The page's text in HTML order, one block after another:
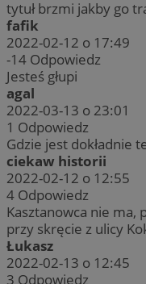
tytuł brzmi jakby go
fafik
2022-02-12 o 17:49
-14 Odpowiedz
Jesteś głupi
agal
2022-03-13 o 23:01
1 Odpowiedz
Gdzie jest dokładnie
ciekaw historii
2022-02-12 o 12:55
4 Odpowiedz
Kasztanowca nie ma,
przy skręcie z ulicy
Łukasz
2022-02-13 o 12:45
3 Odpowiedz